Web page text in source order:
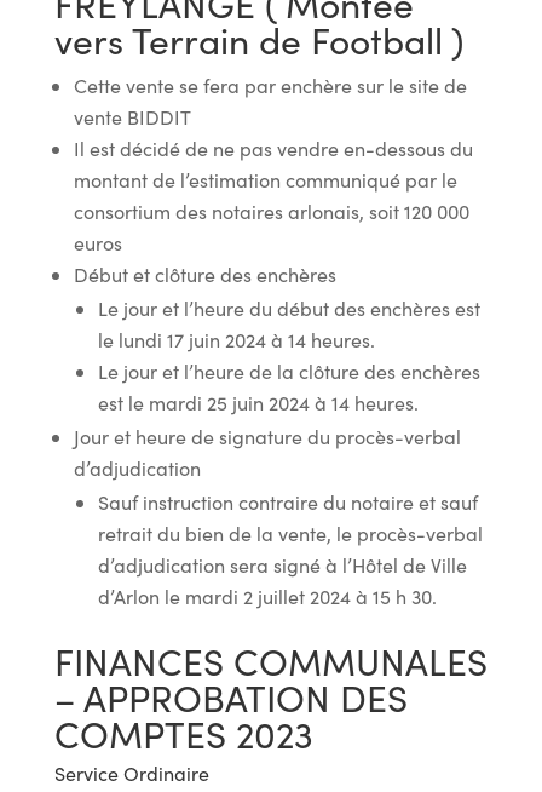
vers Terrain de Football )
Cette vente se fera par enchère sur le site de
vente BIDDIT
Il est décidé de ne pas vendre en-dessous du
montant de l’estimation communiqué par le
consortium des notaires arlonais, soit 120 000
euros
Début et clôture des enchères
Le jour et l’heure du début des enchères est
le lundi 17 juin 2024 à 14 heures.
Le jour et l’heure de la clôture des enchères
est le mardi 25 juin 2024 à 14 heures.
Jour et heure de signature du procès-verbal
d’adjudication
Sauf instruction contraire du notaire et sauf
retrait du bien de la vente, le procès-verbal
d’adjudication sera signé à l’Hôtel de Ville
d’Arlon le mardi 2 juillet 2024 à 15 h 30.
FINANCES COMMUNALES
– APPROBATION DES
COMPTES 2023
Service Ordinaire